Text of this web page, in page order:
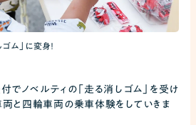
ム」に変身！
でノベルティの「走る消しゴム」を受け
と四輪車両の乗車体験をしていきま